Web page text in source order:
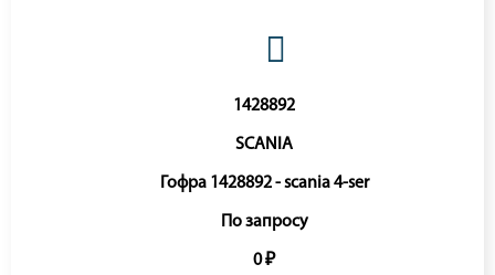
1428892
SCANIA
Гофра 1428892 - scania 4-ser
По запросу
0 ₽